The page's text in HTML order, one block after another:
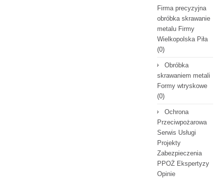
Firma precyzyjna
obróbka skrawanie
metalu Firmy
Wielkopolska Piła
(0)
Obróbka
skrawaniem metali
Formy wtryskowe
(0)
Ochrona
Przeciwpożarowa
Serwis Usługi
Projekty
Zabezpieczenia
PPOŻ Ekspertyzy
Opinie